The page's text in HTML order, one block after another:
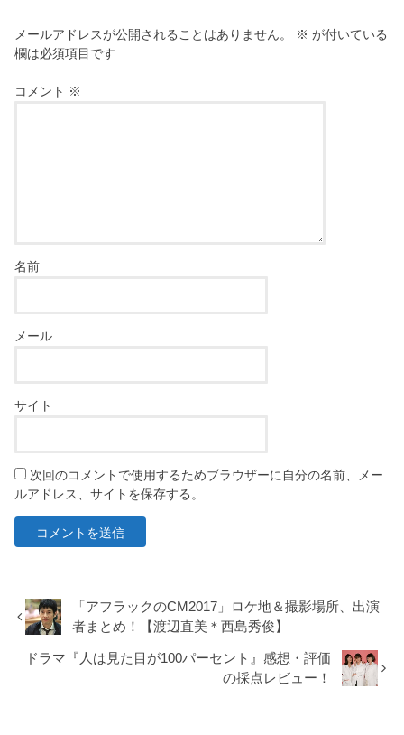
メールアドレスが公開されることはありません。 ※ が付いている
欄は必須項目です
コメント ※
名前
メール
サイト
次回のコメントで使用するためブラウザーに自分の名前、メー
ルアドレス、サイトを保存する。
「アフラックのCM2017」ロケ地＆撮影場所、出演
者まとめ！【渡辺直美＊西島秀俊】
ドラマ『人は見た目が100パーセント』感想・評価
の採点レビュー！